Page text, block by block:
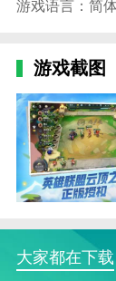
1。主要分为
2。除了非凡
都有四个次要
3。排名分数
名前300的玩
金铲铲之战免
游戏语言：简
游戏截图
大家都在下载